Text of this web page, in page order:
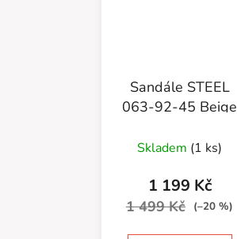
Sandále STEEL
063-92-45 Beige
Skladem (1 ks)
1 199 Kč
1 499 Kč (–20 %)